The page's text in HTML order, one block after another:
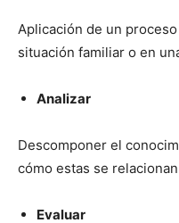
Aplicación de un
situación familiar o en
Analizar
Descomponer el
cómo estas se
Evaluar